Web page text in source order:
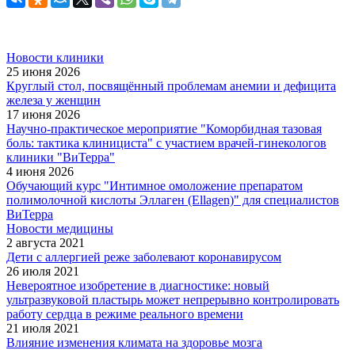
Новости клиники
25 июня 2026
Круглый стол, посвящённый проблемам анемии и дефицита
железа у женщин
17 июня 2026
Научно-практическое мероприятие "Коморбидная тазовая
боль: тактика клинициста" с участием врачей-гинекологов
клиники "ВиТерра"
4 июня 2026
Обучающий курс "Интимное омоложение препаратом
полимолочной кислоты Эллаген (Ellagen)" для специалистов
ВиТерра
Новости медицины
2 августа 2021
Дети с аллергией реже заболевают коронавирусом
26 июля 2021
Невероятное изобретение в диагностике: новый
ультразвуковой пластырь может непрерывно контролировать
работу сердца в режиме реального времени
21 июля 2021
Влияние изменения климата на здоровье мозга